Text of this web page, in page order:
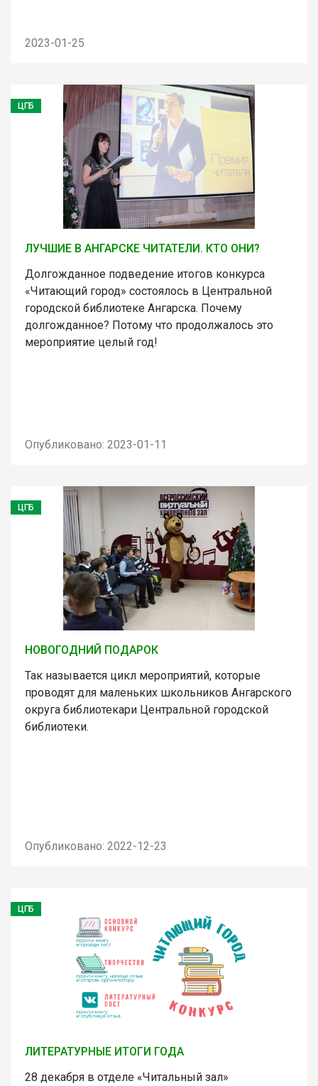
2023-01-25
ЦГБ
ЛУЧШИЕ В АНГАРСКЕ ЧИТАТЕЛИ. КТО ОНИ?
Долгожданное подведение итогов конкурса
«Читающий город» состоялось в Центральной
городской библиотеке Ангарска. Почему
долгожданное? Потому что продолжалось это
мероприятие целый год!
Опубликовано: 2023-01-11
ЦГБ
НОВОГОДНИЙ ПОДАРОК
Так называется цикл мероприятий, которые
проводят для маленьких школьников Ангарского
округа библиотекари Центральной городской
библиотеки.
Опубликовано: 2022-12-23
ЦГБ
ЛИТЕРАТУРНЫЕ ИТОГИ ГОДА
28 декабря в отделе «Читальный зал»